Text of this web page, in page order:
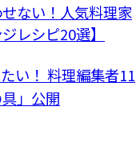
せない！人気料理家
レシピ20選】